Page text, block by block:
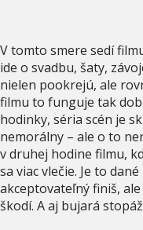
V tomto smere sedí
ide o svadbu, šaty,
nielen pookrejú, ale
filmu to funguje tak
hodinky, séria scén je
nemorálny – ale o to
v druhej hodine filmu,
sa viac vlečie. Je to
akceptovateľný finiš,
škodí. A aj bujará